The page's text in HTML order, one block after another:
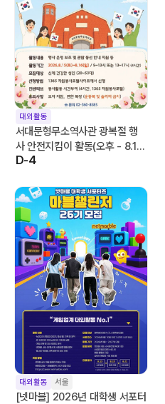
대외활동
서대문형무소역사관 광복절 행
사 안전지킴이 활동(오후 - 8.15
일 / 8.16일)
D-4
대외활동 서울
[넷마블] 2026년 대학생 서포터